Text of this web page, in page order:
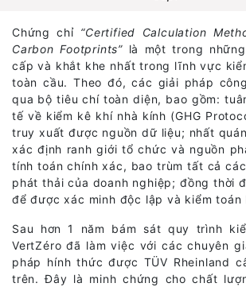
Chứng chỉ “Certified Calculation
Carbon Footprints” là một trong
cấp và khắt khe nhất trong lĩnh vực
toàn cầu. Theo đó, các giải pháp
qua bộ tiêu chí toàn diện, bao gồm:
tế về kiểm kê khí nhà kính (GHG
truy xuất được nguồn dữ liệu; nhất
xác định ranh giới tổ chức và nguồn
tính toán chính xác, bao trùm tất cả
phát thải của doanh nghiệp; đồng thời
để được xác minh độc lập và kiểm
Sau hơn 1 năm bám sát quy trình
VertZéro đã làm việc với các chuyên
pháp hính thức được TÜV Rheinland
trên. Đây là minh chứng cho chất